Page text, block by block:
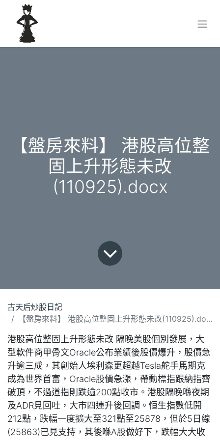
【盤房來料】 港股高位整
固上升形態未改
(110925).docx
古天后炒股日記
【盤房來料】 港股高位整固上升形態未改(110925).docx
港股高位整固上升形態未改 隔晚美股個別發展，大
型軟件商甲骨文Oracle公布業績後股價爆升，股價急
升逾三成，其創始人埃利森更超越Tesla舵手馬期克
成為世界首富，Oracle股價急漲，帶動標指跟納指齊
破頂，不過道指則跌逾200點收市。港股隔晚喺夜期
及ADR見回吐，大市四連升後回調。恒生指數低開
212點，跌幅一度擴大至321點至25878，但於5日線
(25863)已見支持，其後喺A股做好下，跌幅大大收